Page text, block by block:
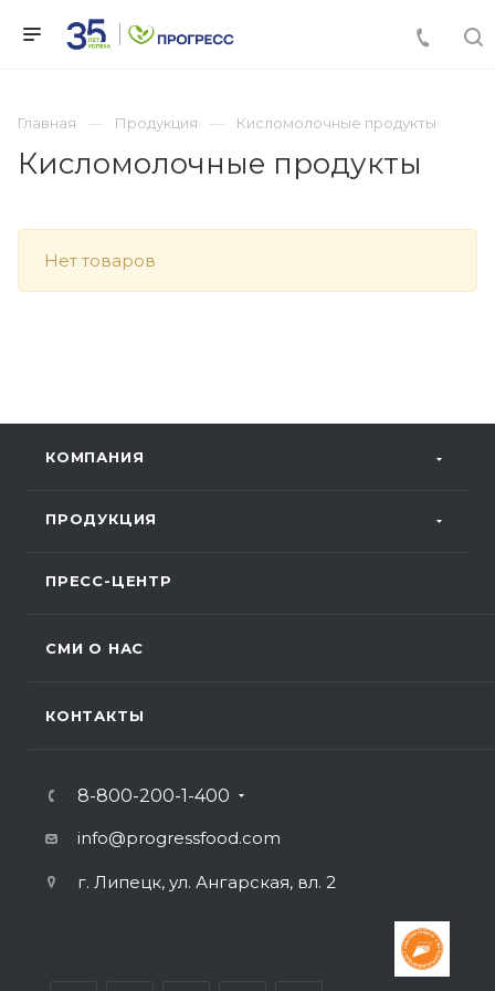
Главная Продукция Кисломолочные продукты
Кисломолочные продукты
Нет товаров
КОМПАНИЯ
ПРОДУКЦИЯ
ПРЕСС-ЦЕНТР
СМИ О НАС
КОНТАКТЫ
8-800-200-1-400
info@progressfood.com
г. Липецк, ул. Ангарская, вл. 2